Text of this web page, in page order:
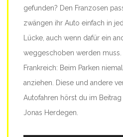
gefunden? Den Franzosen
zwängen ihr Auto einfach in
Lücke, auch wenn dafür ein
weggeschoben werden
Frankreich: Beim Parken
anziehen. Diese und andere
Autofahren hörst du im
Jonas Herdegen.